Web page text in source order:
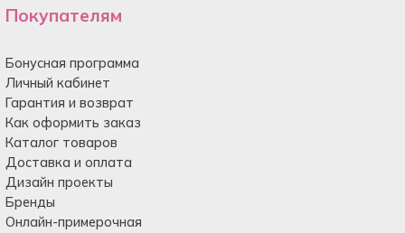
Покупателям
Бонусная программа
Личный кабинет
Гарантия и возврат
Как оформить заказ
Каталог товаров
Доставка и оплата
Дизайн проекты
Бренды
Онлайн-примерочная